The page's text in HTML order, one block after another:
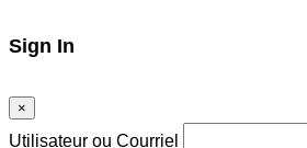
Sign In
×
Utilisateur ou Courriel